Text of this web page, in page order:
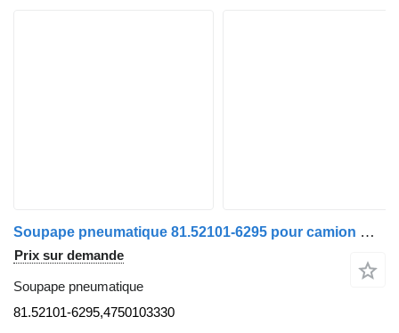
Soupape pneumatique 81.52101-6295 pour camion MAN TGA | 00
Prix sur demande
Soupape pneumatique
81.52101-6295,4750103330